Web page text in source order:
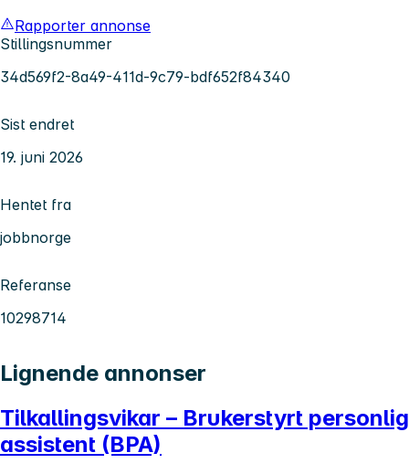
Rapporter annonse
Stillingsnummer
34d569f2-8a49-411d-9c79-bdf652f84340
Sist endret
19. juni 2026
Hentet fra
jobbnorge
Referanse
10298714
Lignende annonser
Tilkallingsvikar – Brukerstyrt personlig
assistent (BPA)